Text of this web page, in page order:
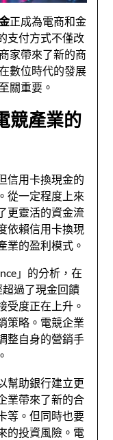
正成為電商和金
支付方式不僅改
家帶來了新的商
數位時代的發展
關重要。
競產業的
信用卡換現金的
從一定程度上來
更靈活的資金流
依賴信用卡換現
業的盈利模式。
」的分析，在
過了現金回饋
受度正在上升。
策略。電競企業
整自身的營銷手
幫助銀行建立更
業帶來了新的合
等。但同時也要
的投資風險。電